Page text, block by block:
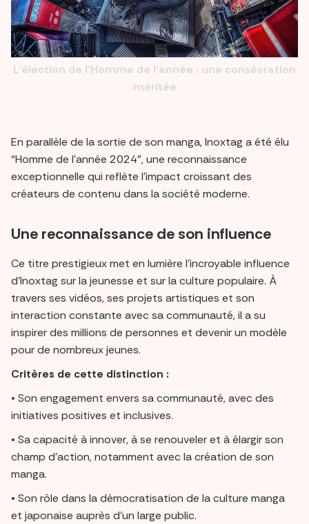
L’élection de l’Homme de l’année : une consécration
méritée
En parallèle de la sortie de son manga, Inoxtag a été élu
“Homme de l’année 2024”, une reconnaissance
exceptionnelle qui reflète l’impact croissant des
créateurs de contenu dans la société moderne.
Une reconnaissance de son influence
Ce titre prestigieux met en lumière l’incroyable influence
d’Inoxtag sur la jeunesse et sur la culture populaire. À
travers ses vidéos, ses projets artistiques et son
interaction constante avec sa communauté, il a su
inspirer des millions de personnes et devenir un modèle
pour de nombreux jeunes.
Critères de cette distinction :
• Son engagement envers sa communauté, avec des
initiatives positives et inclusives.
• Sa capacité à innover, à se renouveler et à élargir son
champ d’action, notamment avec la création de son
manga.
• Son rôle dans la démocratisation de la culture manga
et japonaise auprès d’un large public.